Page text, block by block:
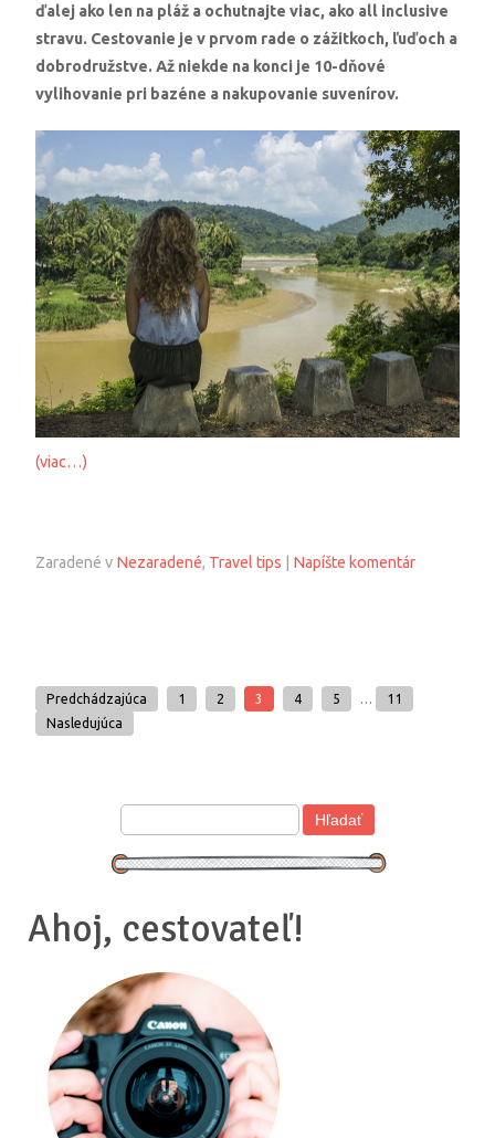
ďalej ako len na pláž a ochutnajte viac, ako all inclusive
stravu. Cestovanie je v prvom rade o zážitkoch, ľuďoch a
dobrodružstve. Až niekde na konci je 10-dňové
vylihovanie pri bazéne a nakupovanie suvenírov.
(viac…)
Zaradené v Nezaradené, Travel tips Napíšte komentár
Predchádzajúca 1 2 3 4 5 …
11
Nasledujúca
Ahoj, cestovateľ!